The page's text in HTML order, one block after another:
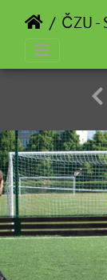
ČZU -